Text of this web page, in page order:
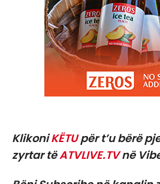
KlikoniKËTUpër t’u bërë
zyrtar tëATVLIVE.TVnë